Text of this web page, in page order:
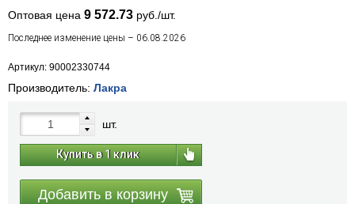
Оптовая цена 9 572.73 руб./шт.
Последнее изменение цены – 06.08.2026
Артикул: 90002330744
Производитель: Лакра
шт.
Купить в 1 клик
Добавить в корзину